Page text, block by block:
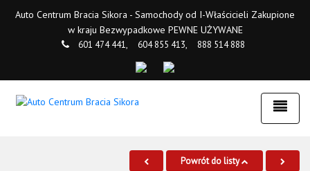
Auto Centrum Bracia Sikora - Samochody od I-Właścicieli Zakupione
w kraju Bezwypadkowe PEWNE UŻYWANE
601 474 441, 604 855 413, 888 514 888
Powrót do listy